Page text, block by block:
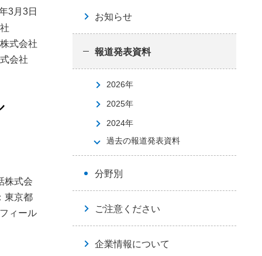
3月3日
式会社
会社
株式会
東京都
ィール
お知らせ
報道発表資料
2026年
2025年
2024年
過去の報道発表資料
分野別
ご注意ください
企業情報について